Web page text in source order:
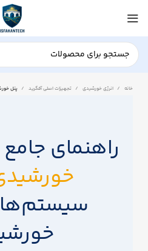
خانه انرژی خورشیدی تجهیزات اصلی آفگرید پنل
راهنمای